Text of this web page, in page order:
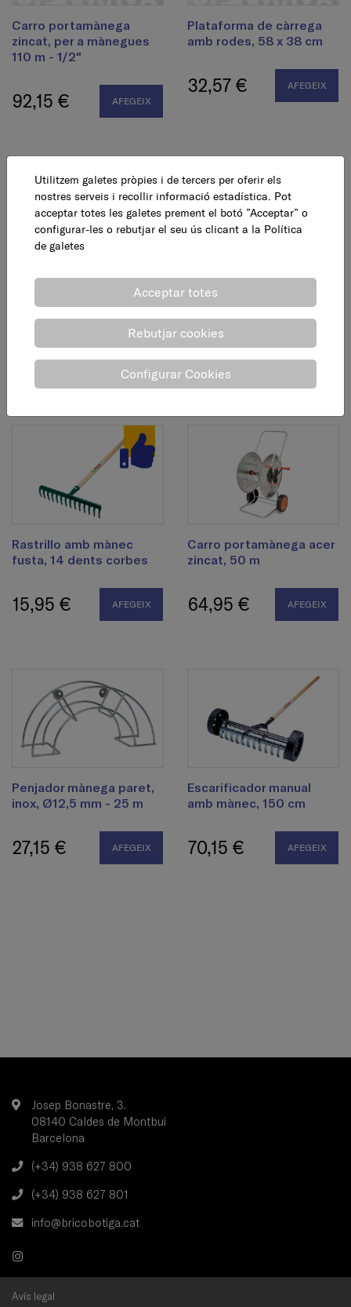
Carro portamànega
zincat, per a mànegues
110 m - 1/2"
92,15 € AFEGEIX
Plataforma de càrrega
amb rodes, 58 x 38 cm
32,57 € AFEGEIX
Escombra polipropilè,
amb mànec fusta, 20
dents
11,95 € AFEGEIX
fusta, 12 dents corbes
13,95 € AFEGEIX
Rastrillo amb mànec
fusta, 14 dents corbes
15,95 € AFEGEIX
Carro portamànega acer
zincat, 50 m
64,95 € AFEGEIX
Penjador mànega paret,
inox, Ø12,5 mm - 25 m
27,15 € AFEGEIX
Escarificador manual
amb mànec, 150 cm
70,15 € AFEGEIX
Josep Bonastre, 3.
08140 Caldes de Montbui
Barcelona
(+34) 938 627 800
(+34) 938 627 801
info@bricobotiga.cat
Avís legal
Utilitzem galetes pròpies i de tercers per oferir els
nostres serveis i recollir informació estadística. Pot
acceptar totes les galetes prement el botó ”Acceptar” o
configurar-les o rebutjar el seu ús clicant a la Política
de galetes
Acceptar totes
Rebutjar cookies
Configurar Cookies